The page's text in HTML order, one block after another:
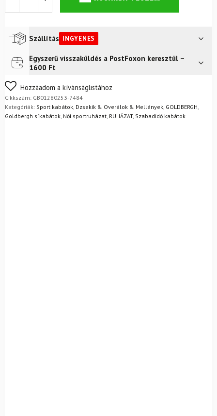
mennyiségSzállítás INGYENES
Futár a címreIngyenes
FoxPost
Egyszerű visszaküldés a PostFoxon keresztül –
1600 Ft
Nem biztos a választásában? Semmi gond – a terméket
egyszerűen visszaküldheti 14 napon belül, indoklás nélkül.
Mik a visszaküldés feltételei?
Hozzáadom a kívánságlistához
Cikkszám: GB01280253-7484
Kategóriák: Sport kabátok Dzsekik & Overálok & Mellények GOLDBERGH
Goldbergh síkabátok Női sportruházat RUHÁZAT, Szabadidő kabátok